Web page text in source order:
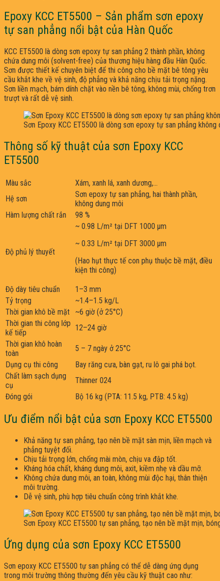
Epoxy KCC ET5500 – Sản phẩm sơn epoxy
tự san phẳng nổi bật của Hàn Quốc
KCC ET5500 là dòng sơn epoxy tự san phẳng 2 thành phần, không
chứa dung môi (solvent-free) của thương hiệu hàng đầu Hàn Quốc.
Sơn được thiết kế chuyên biệt để thi công cho bề mặt bê tông yêu
cầu khắt khe về vệ sinh, độ phẳng và khả năng chịu tải trọng nặng.
Sơn liền mạch, bám dính chặt vào nền bê tông, không mùi, chống trơn
trượt và rất dễ vệ sinh.
Sơn Epoxy KCC ET5500 là dòng sơn epoxy tự san phẳng không
Thông số kỹ thuật của sơn Epoxy KCC
ET5500
Màu sắc
Xám, xanh lá, xanh dương,…
Hệ sơn
Sơn epoxy tự san phẳng, hai thành phần,
không dung môi
Hàm lượng chất rắn
98 %
Độ phủ lý thuyết
~ 0.98 L/m² tại DFT 1000 µm
~ 0.33 L/m² tại DFT 3000 µm
(Hao hụt thực tế con phụ thuộc bề mặt, điều
kiện thi công)
Độ dày tiêu chuẩn
1–3 mm
Tỷ trọng
~1.4–1.5 kg/L
Thời gian khô bề mặt
~6 giờ (ở 25°C)
Thời gian thi công lớp
kế tiếp
12–24 giờ
Thời gian khô hoàn
toàn
5 – 7 ngày ở 25°C
Dụng cụ thi công
Bay răng cưa, bàn gạt, ru lô gai phá bọt.
Chất làm sạch dụng
cụ
Thinner 024
Đóng gói
Bộ 16 kg (PTA: 11.5 kg, PTB: 4.5 kg)
Ưu điểm nổi bật của sơn Epoxy KCC ET5500
Khả năng tự san phẳng, tạo nên bề mặt sàn mịn, liền mạch và
phẳng tuyệt đối.
Chịu tải trọng lớn, chống mài mòn, chịu va đập tốt.
Kháng hóa chất, kháng dung môi, axit, kiềm nhẹ và dầu mỡ.
Không chứa dung môi, an toàn, không mùi độc hại, thân thiện
môi trường.
Dễ vệ sinh, phù hợp tiêu chuẩn công trình khắt khe.
Sơn Epoxy KCC ET5500 tự san phẳng, tạo nên bề mặt mịn,
Ứng dụng của sơn Epoxy KCC ET5500
Sơn epoxy KCC ET5500 tự san phẳng có thể dễ dàng ứng dụng
trong môi trường thông thường đến yêu cầu kỹ thuật cao như: